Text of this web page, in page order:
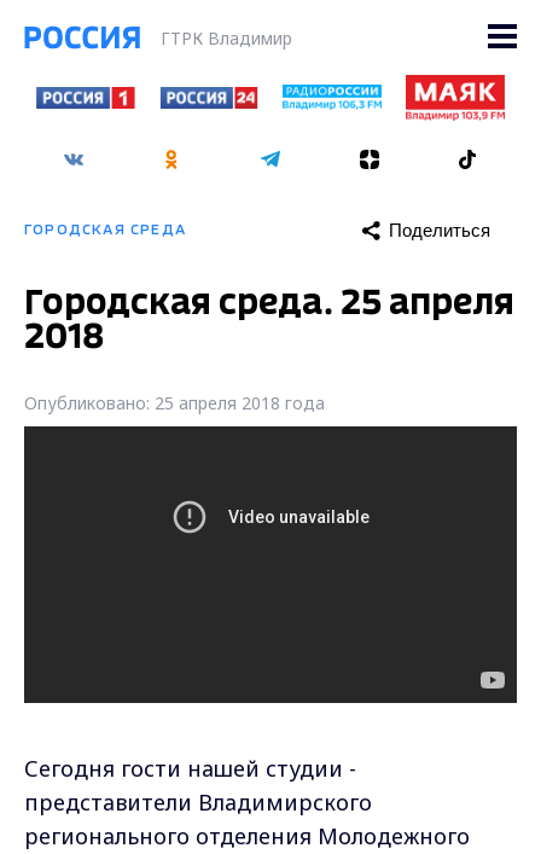
ГТРК Владимир
ГОРОДСКАЯ СРЕДА Поделиться
Городская среда. 25 апреля
2018
Опубликовано: 25 апреля 2018 года
Сегодня гости нашей студии -
представители Владимирского
регионального отделения Молодежного